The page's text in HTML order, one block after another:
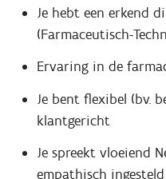
Je hebt een erkend
(Farmaceutisch-
Ervaring in de
Je bent flexibel (bv.
klantgericht
Je spreekt vloeiend
empathisch ingesteld